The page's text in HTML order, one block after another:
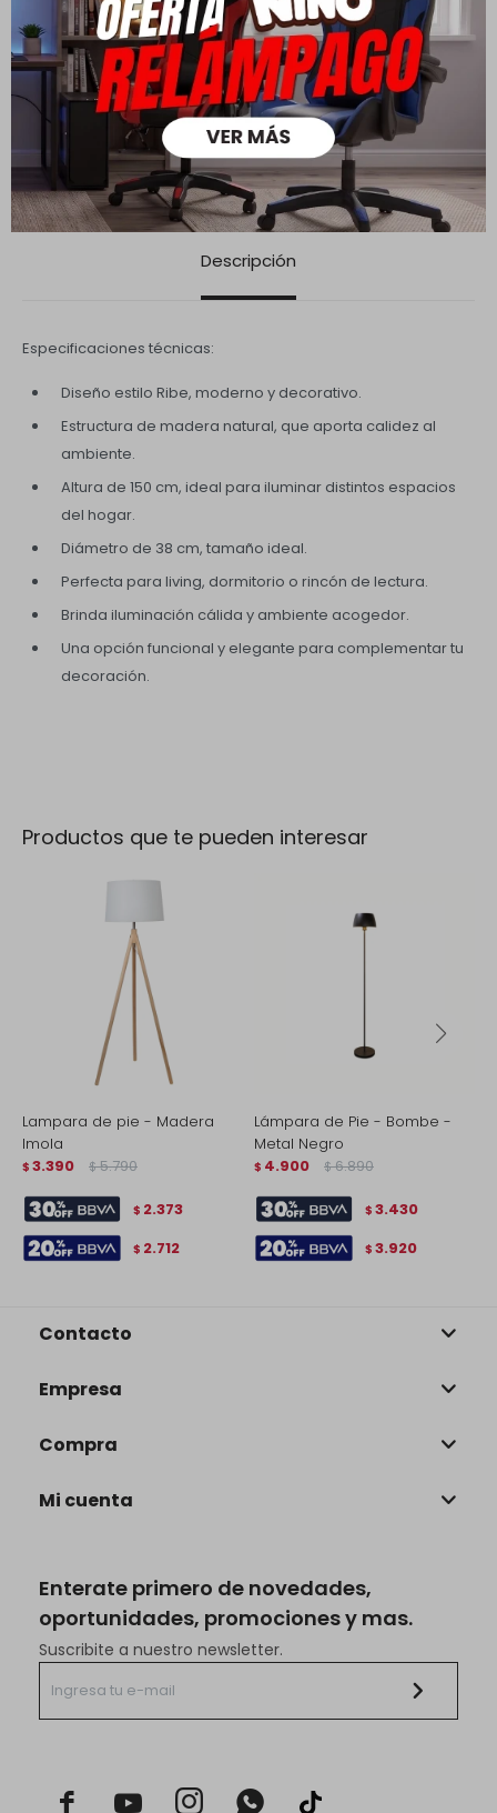
Medios de pago
Descripción
Especificaciones técnicas:
Diseño estilo Ribe, moderno y decorativo.
Estructura de madera natural, que aporta calidez al
ambiente.
Altura de 150 cm, ideal para iluminar distintos espacios
del hogar.
Diámetro de 38 cm, tamaño ideal.
Perfecta para living, dormitorio o rincón de lectura.
Brinda iluminación cálida y ambiente acogedor.
Una opción funcional y elegante para complementar tu
decoración.
Productos que te pueden interesar
Lampara de pie - Madera
Imola
$ 3.390 $ 5.790
$ 2.373
$ 2.712
Lámpara de Pie - Bombe -
Metal Negro
$ 4.900 $ 6.890
$ 3.430
$ 3.920
Enterate primero de novedades,
oportunidades, promociones y mas.
Suscribite a nuestro newsletter.
  
Contacto
Empresa
Compra
Mi cuenta